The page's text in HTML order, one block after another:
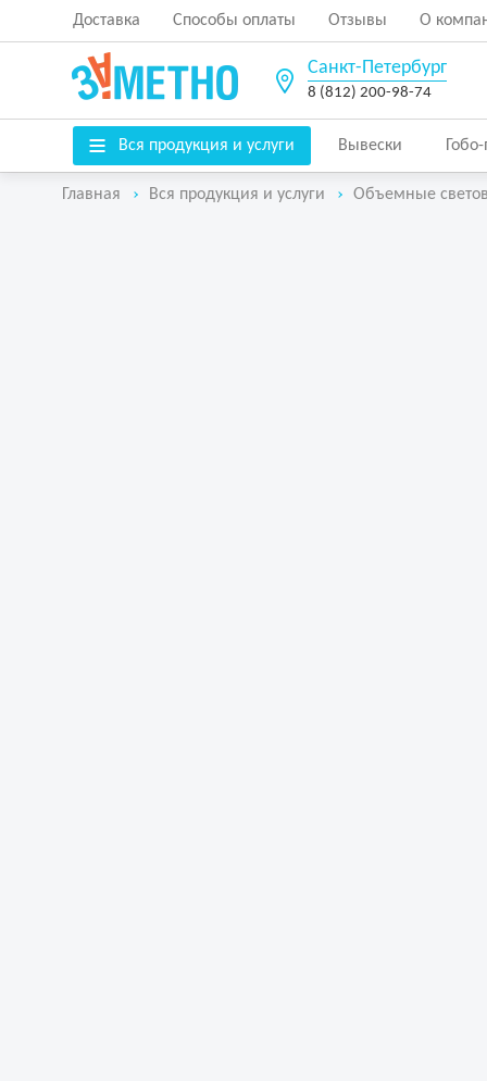
Доставка Способы оплаты Отзывы О
Санкт-Петербург
8 (812) 200-98-74
Вся продукция и услуги Вывески
Главная Вся продукция и услуги Объемные